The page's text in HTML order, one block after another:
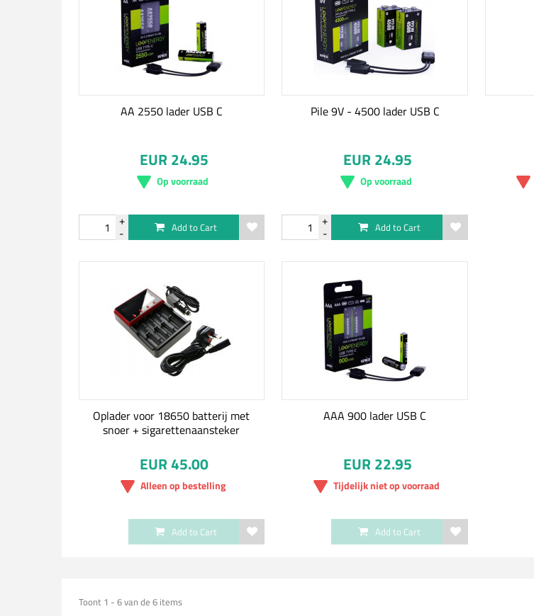
AA 2550 lader USB C
EUR 24.95
Op voorraad
Add to Cart
Pile 9V - 4500 lader USB C
EUR 24.95
Op voorraad
Add to Cart
Oplader voor 18650 batterij met
snoer + sigarettenaansteker
EUR 45.00
Alleen op bestelling
Add to Cart
AAA 900 lader USB C
EUR 22.95
Tijdelijk niet op voorraad
Add to Cart
Toont 1 - 6 van de 6 items